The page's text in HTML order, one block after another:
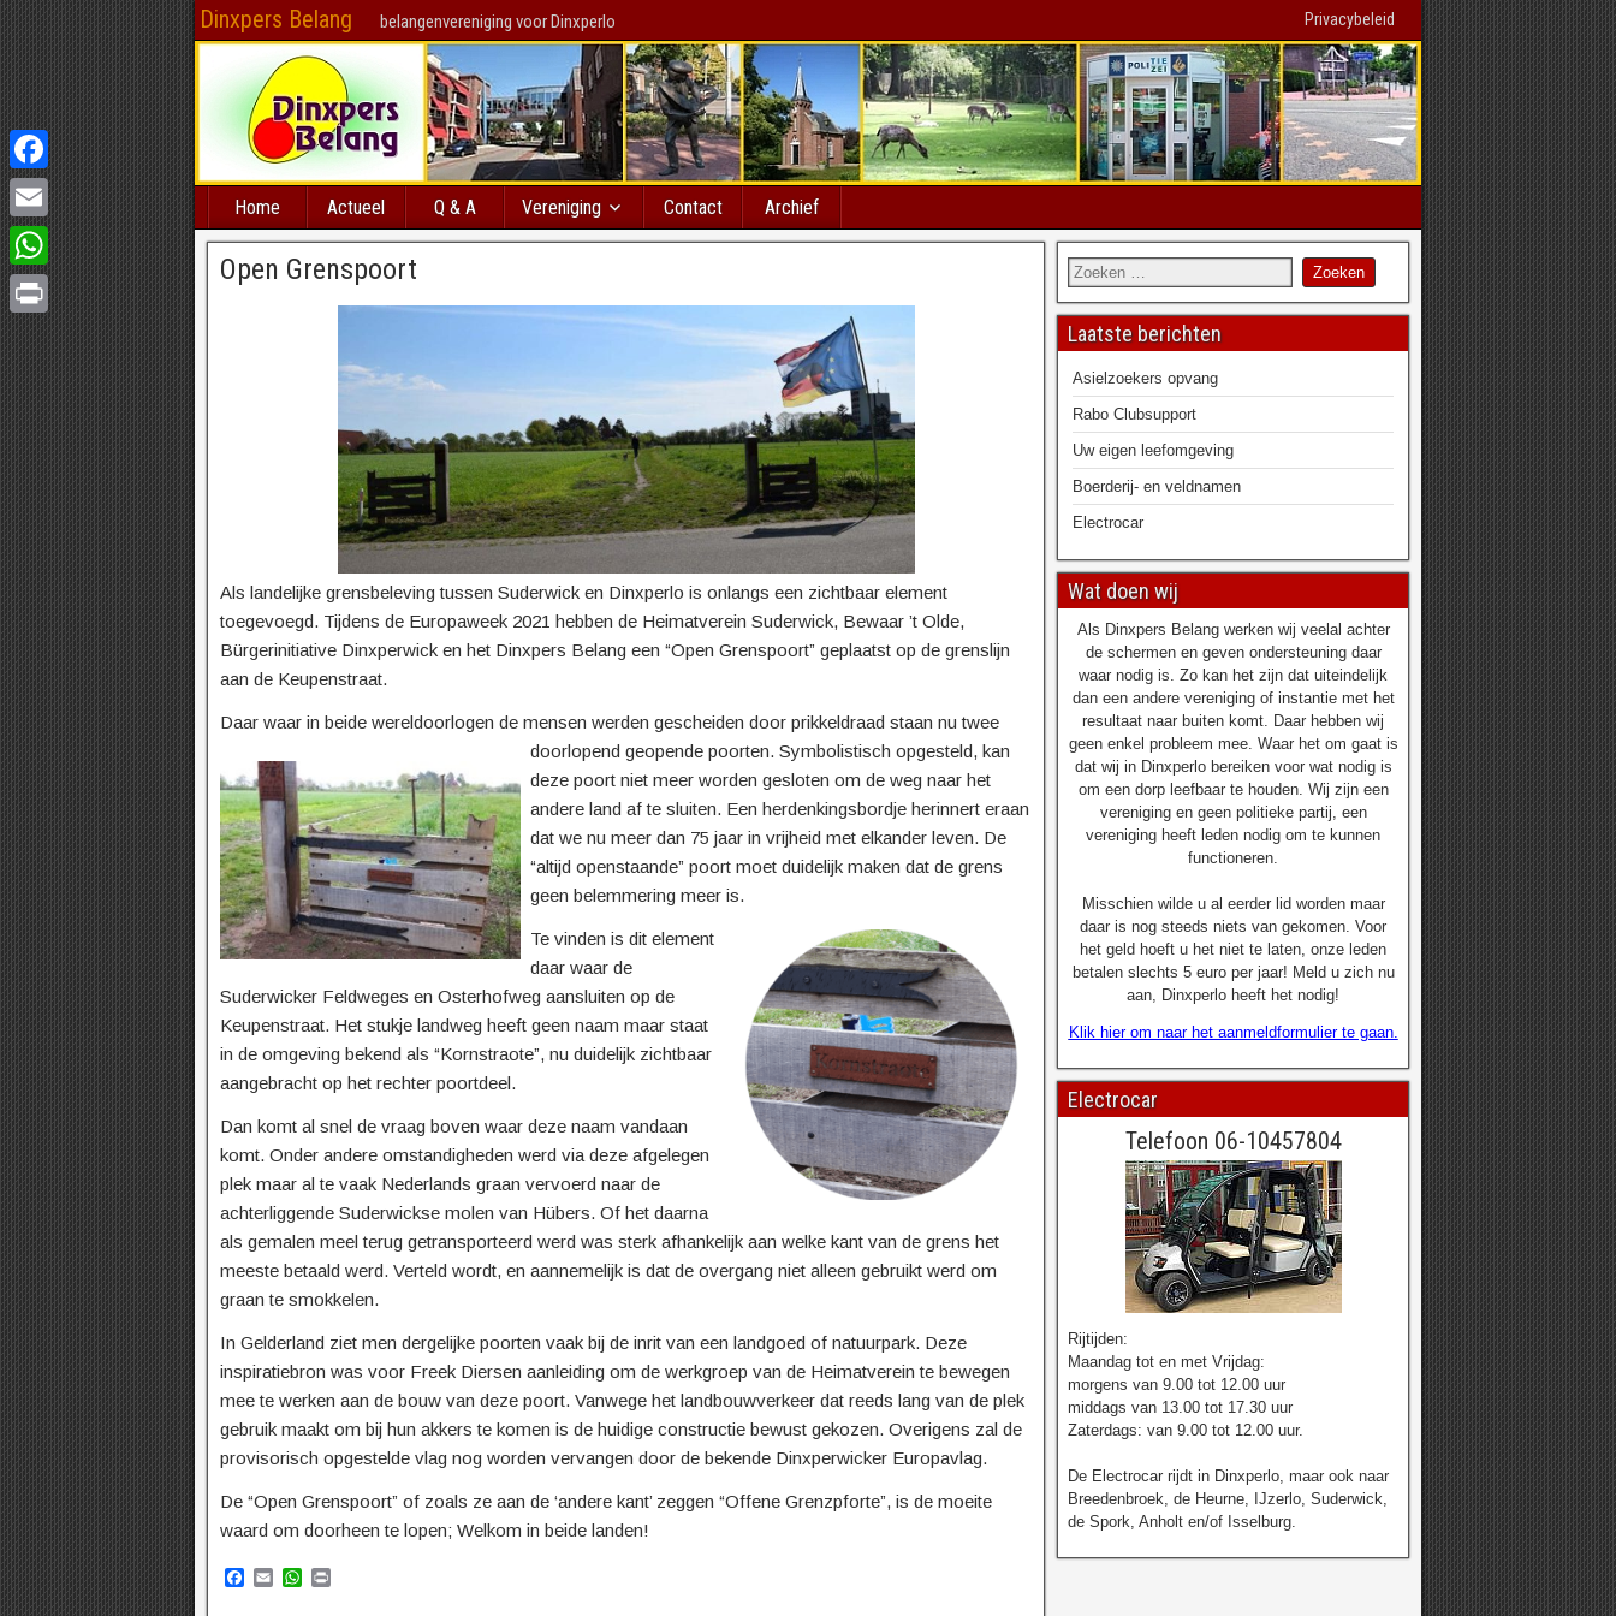
Dinxpers Belang belangenvereniging voor Dinxperlo Privacybeleid
Home Actueel Q & A Vereniging Contact Archief
Open Grenspoort
Als landelijke grensbeleving tussen Suderwick en Dinxperlo is onlangs een zichtbaar element
toegevoegd. Tijdens de Europaweek 2021 hebben de Heimatverein Suderwick, Bewaar ’t Olde,
Bürgerinitiative Dinxperwick en het Dinxpers Belang een “Open Grenspoort” geplaatst op de grenslijn
aan de Keupenstraat.
Daar waar in beide wereldoorlogen de mensen werden gescheiden door prikkeldraad staan nu twee
doorlopend geopende poorten. Symbolistisch opgesteld, kan
deze poort niet meer worden gesloten om de weg naar het
andere land af te sluiten. Een herdenkingsbordje herinnert eraan
dat we nu meer dan 75 jaar in vrijheid met elkander leven. De
“altijd openstaande” poort moet duidelijk maken dat de grens
geen belemmering meer is.
Te vinden is dit element
daar waar de
Suderwicker Feldweges en Osterhofweg aansluiten op de
Keupenstraat. Het stukje landweg heeft geen naam maar staat
in de omgeving bekend als “Kornstraote”, nu duidelijk zichtbaar
aangebracht op het rechter poortdeel.
Dan komt al snel de vraag boven waar deze naam vandaan
komt. Onder andere omstandigheden werd via deze afgelegen
plek maar al te vaak Nederlands graan vervoerd naar de
achterliggende Suderwickse molen van Hübers. Of het daarna
als gemalen meel terug getransporteerd werd was sterk afhankelijk aan welke kant van de grens het
meeste betaald werd. Verteld wordt, en aannemelijk is dat de overgang niet alleen gebruikt werd om
graan te smokkelen.
In Gelderland ziet men dergelijke poorten vaak bij de inrit van een landgoed of natuurpark. Deze
inspiratiebron was voor Freek Diersen aanleiding om de werkgroep van de Heimatverein te bewegen
mee te werken aan de bouw van deze poort. Vanwege het landbouwverkeer dat reeds lang van de plek
gebruik maakt om bij hun akkers te komen is de huidige constructie bewust gekozen. Overigens zal de
provisorisch opgestelde vlag nog worden vervangen door de bekende Dinxperwicker Europavlag.
De “Open Grenspoort” of zoals ze aan de ‘andere kant’ zeggen “Offene Grenzpforte”, is de moeite
waard om doorheen te lopen; Welkom in beide landen!
E
W
Laatste berichten
Asielzoekers opvang
Rabo Clubsupport
Uw eigen leefomgeving
Boerderij- en veldnamen
Electrocar
Wat doen wij
Als Dinxpers Belang werken wij veelal achter
de schermen en geven ondersteuning daar
waar nodig is. Zo kan het zijn dat uiteindelijk
dan een andere vereniging of instantie met het
resultaat naar buiten komt. Daar hebben wij
geen enkel probleem mee. Waar het om gaat is
dat wij in Dinxperlo bereiken voor wat nodig is
om een dorp leefbaar te houden. Wij zijn een
vereniging en geen politieke partij, een
vereniging heeft leden nodig om te kunnen
functioneren.
Misschien wilde u al eerder lid worden maar
daar is nog steeds niets van gekomen. Voor
het geld hoeft u het niet te laten, onze leden
betalen slechts 5 euro per jaar! Meld u zich nu
aan, Dinxperlo heeft het nodig!
Klik hier om naar het aanmeldformulier te gaan.
Electrocar
Telefoon 06-10457804
Rijtijden:
Maandag tot en met Vrijdag:
morgens van 9.00 tot 12.00 uur
middags van 13.00 tot 17.30 uur
Zaterdags: van 9.00 tot 12.00 uur.
De Electrocar rijdt in Dinxperlo, maar ook naar
Breedenbroek, de Heurne, IJzerlo, Suderwick,
de Spork, Anholt en/of Isselburg.
Facebook
Email
WhatsApp
Print